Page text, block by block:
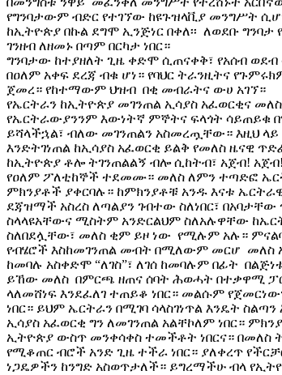
የግንባታውም ብድር የተገኘው ከዩጉዝላቪያ መንግሥት
ከኢትዮጵያ በኩል ደግሞ ኢንጅነር በቀለ፡፡ ለወደቡ
ገንዘብ ለዘመኑ በጣም በርካታ ነበር።
ግንባታው ከተያዘለት ጊዜ ቀድሞ ሲጠናቀቅ፣ የአሰብ
በዐለም አቀፍ ደረጃ ብቁ ሆነ። የባህር ትራንዚትና
ጀመረ። የከተማውም ህዝብ በቂ መብራትና ውሀ አገኘ።
የኤርትራን ከኢትዮጵያ መገንጠል ኢሳያስ አፈወርቂና
የኤርትራውያንንም እውነትኛ ምኞትና ፍላጎት ሳይጠይቁ
ይሻላችኋል፣ ብለው መገንጠልን አስመረጧቸው። እዚህ ላይ
እንድትገነጠል ከኢሳያስ አፈወርቂ ይልቅ የመለስ ዜናዊ
ከኢትዮጵያ ቶሎ ትገንጠልልኝ ብሎ ሲከትብ፣ አጀብ!
የዐለም ፖለቲከኞች ተደመሙ። መለስ ለምን ተጣድፎ
ምክንያቶች ያቀርባሉ። ከምክንያቶቹ አንዱ እናቱ
ደጃዝማች አስረስ ለጣልያን ገብተው ስለነበር፣
ስላላዩአቸውና ሚስትም አንድርልህም ስለአሉዋቸው
ስለበደሏቸው፣ መለስ ቂም ይዞ ነው የሚሉም አሉ።
የብሄሮች እስከመገንጠል መብት በሚለውም መርሆ መለስ
ከመባሉ አስቀድሞ “ለገስ”፣ ለገሰ ከመባሉም በፊት
ይኸው መለስ በምርጫ ዘጠና ሰባት ሕወሓት በተቃዋሚ
ላለመሸነፍ እንደፈለገ ተጠይቆ ነበር። መልሱም
ነበር። ይህም ኤርትራን በሚገባ ሳላስገነጥል እንዴት ስልጣን
ኢሳያስ አፈወርቂ ግን ለመገንጠል አልቸኮለም ነበር።
ኢትዮጵያ ውስጥ መንቀሳቀስ ተመችቶት ነበርና። በመለስ
የሚቆጠር ብሮች አንድ ጊዜ ተችራ ነበር። ያለቀረጥ
ነጋዴዎችን ከንግድ አስወጥታለች። ይግረማችሁ ብላ